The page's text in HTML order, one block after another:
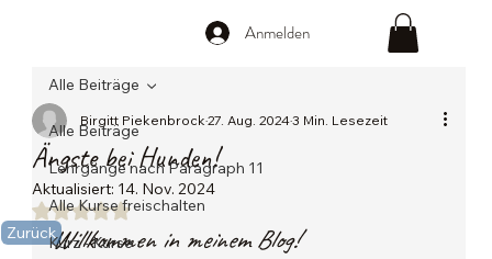
Anmelden
Alle Beiträge
Lehrgänge nach Paragraph 11
Alle Kurse freischalten
Kurz - Kurse
Alle Beiträge
Ängste bei Hunden!
Birgitt Piekenbrock27. Aug. 20243 Min. Lesezeit
Aktualisiert: 14. Nov. 2024
Mit NaN von 5 Sternen bewertet.
Willkommen in meinem Blog!
Zurück